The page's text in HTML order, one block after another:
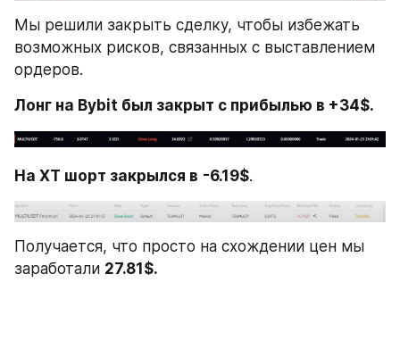
Мы решили закрыть сделку, чтобы избежать
возможных рисков, связанных с выставлением
ордеров.
Лонг на Bybit был закрыт с прибылью в +34$.
На ХТ шорт закрылся в -6.19$.
Получается, что просто на схождении цен мы
заработали 27.81$.